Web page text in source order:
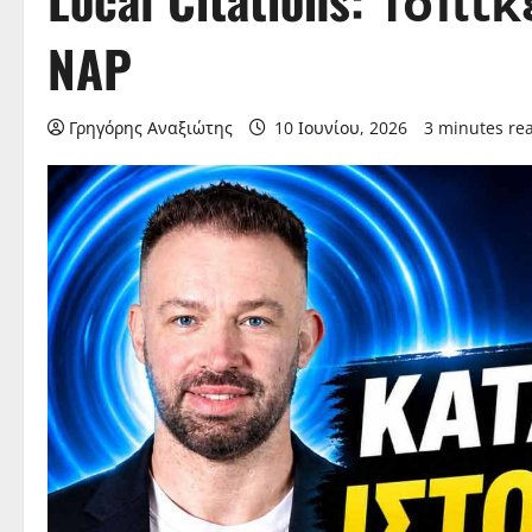
NAP
Γρηγόρης Αναξιώτης 10 Ιουνίου, 2026 3 minutes